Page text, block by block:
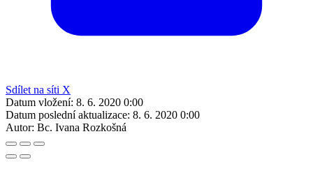
Sdílet na síti X
Datum vložení: 8. 6. 2020 0:00
Datum poslední aktualizace: 8. 6. 2020 0:00
Autor: Bc. Ivana Rozkošná